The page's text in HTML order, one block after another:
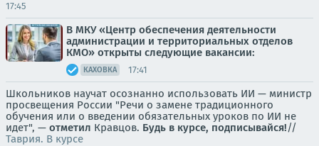
17:45
В МКУ «Центр обеспечения деятельности
администрации и территориальных отделов
КМО» открыты следующие вакансии:
КАХОВКА 17:41
Школьников научат осознанно использовать ИИ — министр
просвещения России "Речи о замене традиционного
обучения или о введении обязательных уроков по ИИ не
идет", — отметил Кравцов. Будь в курсе, подписывайся!//
Таврия. В курсе